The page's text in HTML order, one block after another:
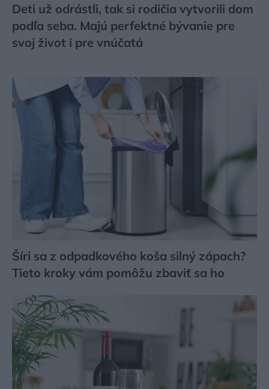
Deti už odrástli, tak si rodičia vytvorili dom
podľa seba. Majú perfektné bývanie pre
svoj život i pre vnúčatá
Šíri sa z odpadkového koša silný zápach?
Tieto kroky vám pomôžu zbaviť sa ho